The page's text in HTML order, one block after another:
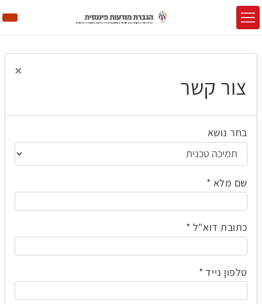
צור קשר
×
בחר נושא
שם מלא
כתובת דוא"ל
טלפון נייד